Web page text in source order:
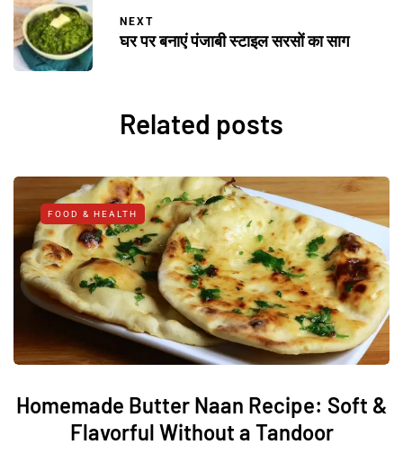
NEXT
घर पर बनाएं पंजाबी स्टाइल सरसों का साग
Related posts
FOOD & HEALTH
Homemade Butter Naan Recipe: Soft &
Flavorful Without a Tandoor